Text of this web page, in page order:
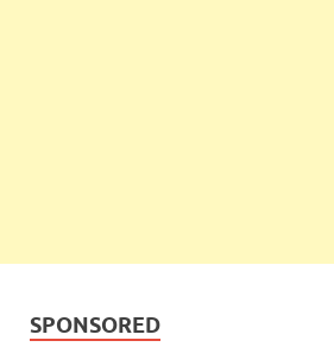
SPONSORED